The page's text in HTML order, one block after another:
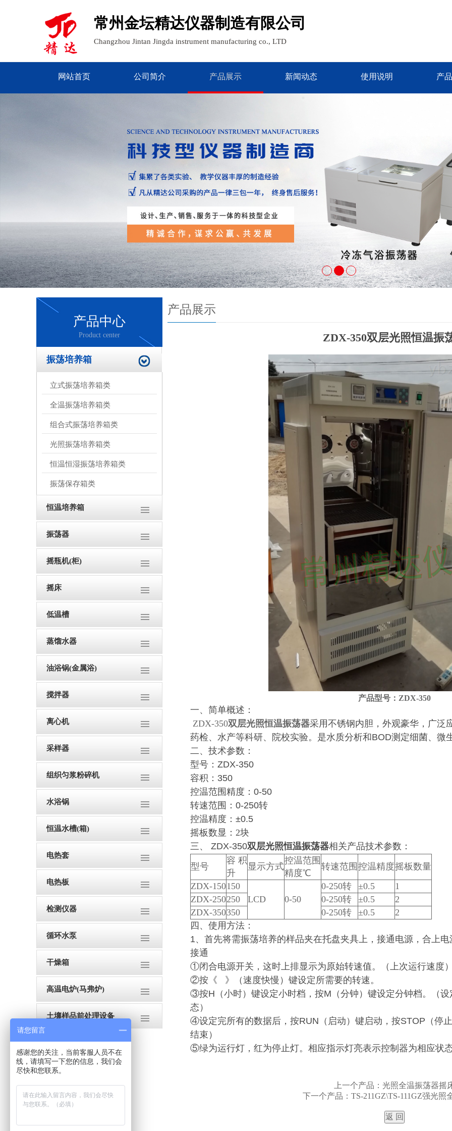
常州金坛精达仪器制造有限公司
Changzhou Jintan Jingda instrument manufacturing co., LTD
网站首页 公司简介 产品展示 新闻动态 使用说明 产
产品中心
Product center
振荡培养箱
立式振荡培养箱类
全温振荡培养箱类
组合式振荡培养箱类
光照振荡培养箱类
恒温恒湿振荡培养箱类
振荡保存箱类
恒温培养箱
振荡器
摇瓶机(柜)
摇床
低温槽
蒸馏水器
油浴锅(金属浴)
搅拌器
离心机
采样器
组织匀浆粉碎机
水浴锅
恒温水槽(箱)
电热套
电热板
检测仪器
循环水泵
干燥箱
高温电炉(马弗炉)
土壤样品前处理设备
产品展示
ZDX-350双层光照恒温振
产品型号：ZDX-350
一、 简单概述：
ZDX-350双层光照恒温振荡器采用不锈钢内胆，外观豪华，广泛
药检、水产等科研、院校实验。是水质分析和BOD测定细菌、微
二、 技术参数：
型号： ZDX-350
容积： 350
控温范围精度： 0-50
转速范围： 0-250转
控温精度： ±0.5
摇板数显：2块
三、 ZDX-350双层光照恒温振荡器相关产品技术参数：
型号
容 积
升
显示方式
控温范围
精度℃
转速范围 控温精度摇板数量
ZDX-150150
LCD
0-50
0-250转 ±0.5
1
ZDX-250250 0-250转 ±0.5
2
ZDX-350350 0-250转 ±0.5
2
四、 使用方法：
1、首先将需振荡培养的样品夹在托盘夹具上，接通电源，合上
接通
①闭合电源开关，这时上排显示为原始转速值。（上次运行速度
②按《
》（速度快慢）键设定所需要的转速。
③按H （小时）键设定小时档，按M （分钟）键设定分钟档。（设
态）
④设定完所有的数据后，按RUN （启动）键启动，按STOP （停
结束）
⑤绿为运行灯，红为停止灯。相应指示灯亮表示控制器为相应状
上一个产品： 光照全温振荡器摇
下一个产品： TS-211GZ\TS-111GZ强光照
请您留言
感谢您的关注，当前客服人员不在
线，请填写一下您的信息，我们会
尽快和您联系。